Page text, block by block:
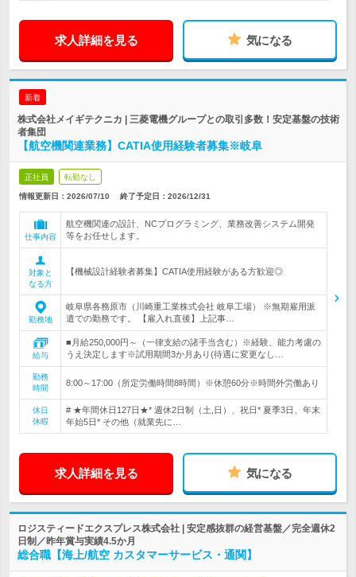
求人詳細を見る 気になる
新着
株式会社メイギテクニカ | 三菱電機グループとの取引多数！安定基盤の技術
者集団
【航空機関連業務】CATIA使用経験者募集※岐阜
正社員 転勤なし
情報更新日：2026/07/10 終了予定日： 2026/12/31
仕事内容
航空機関連の設計、NCプログラミング、業務改善システム開発
等をお任せします。
対象と
なる方
【機械設計経験者募集】CATIA使用経験がある方歓迎◎
勤務地
岐阜県各務原市（川崎重工業株式会社 岐阜工場） ※無期雇用派
遣での勤務です。 【雇入れ直後】上記事…
給与
■月給250,000円～（一律支給の諸手当含む）※経験、能力考慮の
うえ決定します※試用期間3か月あり(待遇に変更なし…
勤務
時間
8:00～17:00（所定労働時間8時間）※休憩60分※時間外労働あり
休日
休暇
# ★年間休日127日★* 週休2日制（土,日）、祝日* 夏季3日、年末
年始5日* その他（就業先に…
求人詳細を見る 気になる
ロジスティードエクスプレス株式会社 | 安定感抜群の経営基盤／完全週休2
日制／昨年賞与実績4.5か月
総合職【海上/航空 カスタマーサービス・通関】